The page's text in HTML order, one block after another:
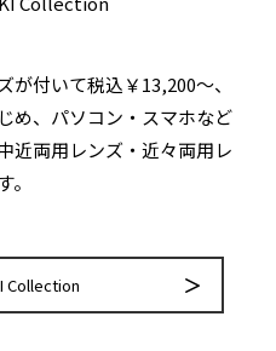
付いて税込￥13,200～、
め、パソコン・スマホなど
近両用レンズ・近々両用レ
Collection